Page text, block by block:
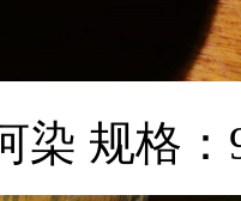
染 规格：